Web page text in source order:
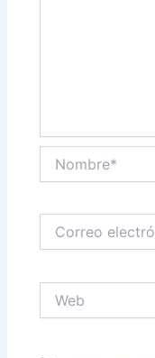
electrónico*